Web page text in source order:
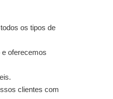
os tipos de
oferecemos
clientes com